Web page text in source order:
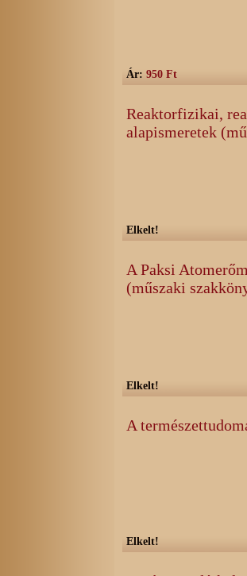
Ár: 950 Ft
Reaktorfizikai,
alapismeretek
Elkelt!
A Paksi
(műszaki
Elkelt!
A
Elkelt!